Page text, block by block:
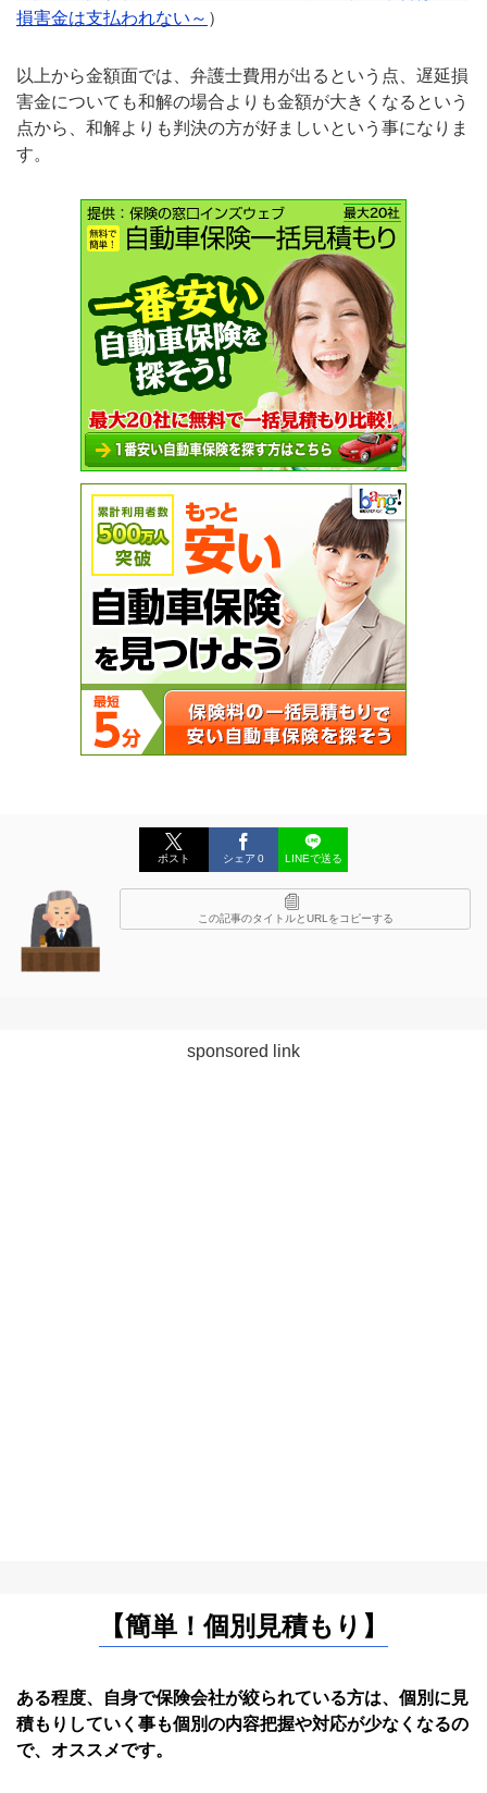
損害金は支払われない～ ）
以上から金額面では、弁護士費用が出るという点、遅延損
害金についても和解の場合よりも金額が大きくなるという
点から、和解よりも判決の方が好ましいという事になりま
す。
ポスト シェア 0 LINEで送る
この記事のタイトルとURLをコピーする
sponsored link
【簡単！個別見積もり】
ある程度、自身で保険会社が絞られている方は、個別に見
積もりしていく事も個別の内容把握や対応が少なくなるの
で、オススメです。